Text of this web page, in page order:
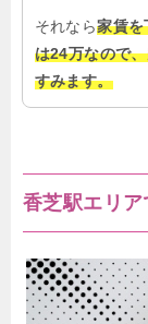
それなら家賃を
は24万なので
すみます。
香芝駅エリ